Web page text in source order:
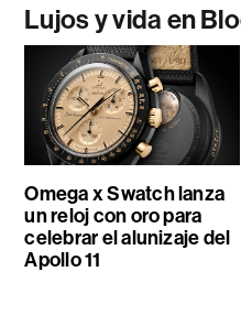
Lujos y vida en
Omega x Swatch lanza
un reloj con oro para
celebrar el alunizaje del
Apollo 11